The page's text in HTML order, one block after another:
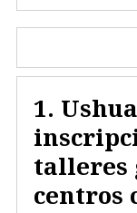
talleres
centros